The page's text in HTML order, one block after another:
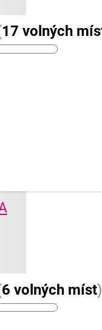
17 volných
6 volných míst)